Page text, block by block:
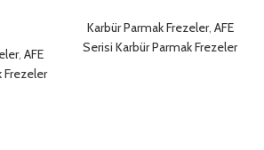
, AFE
Frezeler
Karbür Parmak Frezeler, AFE
Serisi Karbür Parmak Frezeler